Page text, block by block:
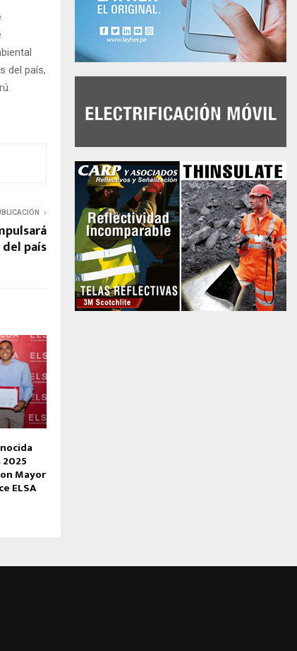
del país,
país
2025
Mayor
ELSA